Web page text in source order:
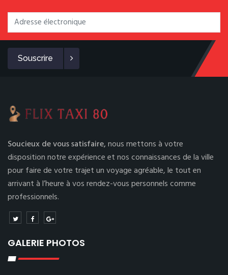
Souscrire
Soucieux de vous satisfaire,nous mettons à votre
disposition notre expérience et nos connaissances de la ville
pour faire de votre trajet un voyage agréable, le tout en
arrivant à l’heure à vos rendez-vous personnels comme
professionnels.
GALERIE PHOTOS